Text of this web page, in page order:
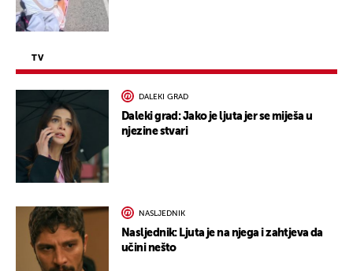
TV
DALEKI GRAD
Daleki grad: Jako je ljuta jer se miješa u
njezine stvari
NASLJEDNIK
Nasljednik: Ljuta je na njega i zahtjeva da
učini nešto